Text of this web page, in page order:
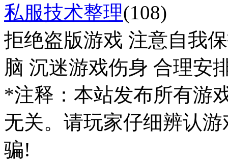
私服技术整理(108)
拒绝盗版游戏 注意自我
脑 沉迷游戏伤身 合理安
*注释：本站发布所有游
无关。请玩家仔细辨认
骗!